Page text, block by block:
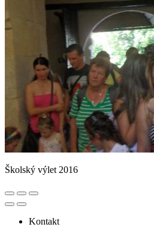
Školský výlet 2016
Kontakt